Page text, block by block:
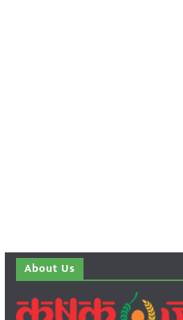
About Us